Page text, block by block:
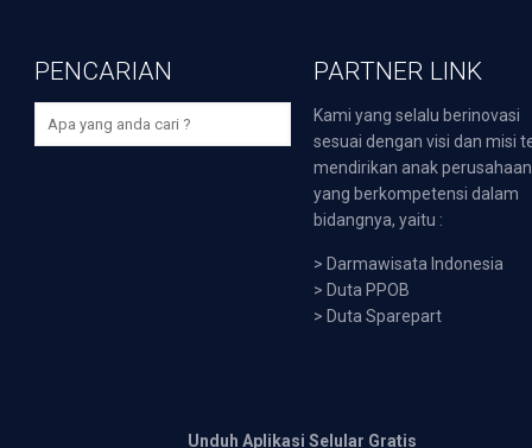
PENCARIAN PARTNER LINK
Kami yang selalu berinovasi
sesuai dengan visi dan misi
mendirikan anak perusahaan
yang berkompetensi dalam
bidangnya, yaitu :
> Darmawisata Indonesia
> Duta PPOB
> Duta Sparepart
Unduh Aplikasi Selular Gratis